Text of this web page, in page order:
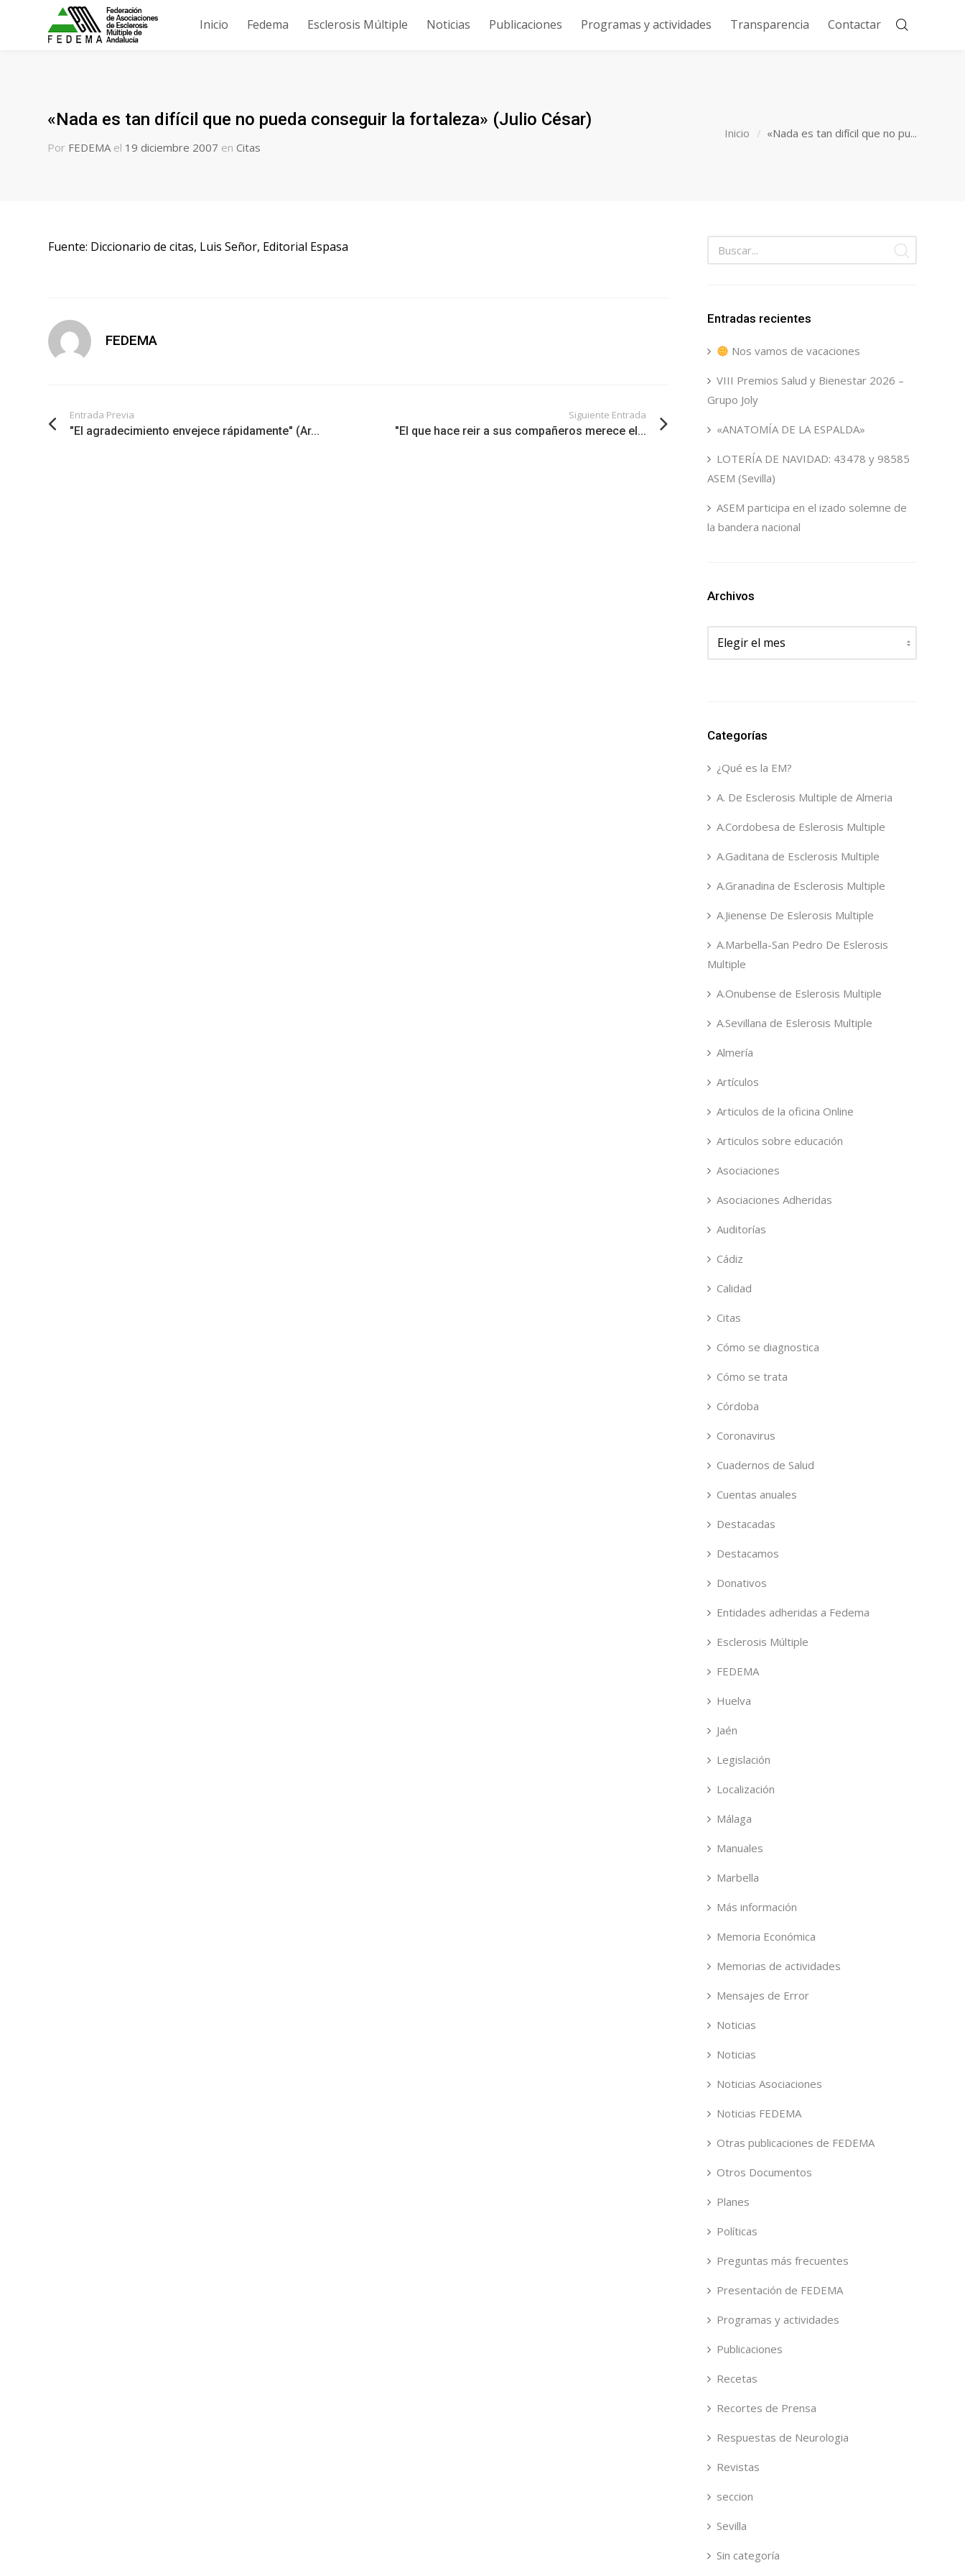
Inicio Fedema Esclerosis Múltiple Noticias Publicaciones Programas y actividades Transparencia Contactar
«Nada es tan difícil que no pueda conseguir la fortaleza» (Julio César)
Por FEDEMA el 19 diciembre 2007 en Citas
Inicio «Nada es tan difícil que no pu...
Fuente: Diccionario de citas, Luis Señor, Editorial Espasa
FEDEMA
Entrada Previa
"El agradecimiento envejece rápidamente" (Ar...
Siguiente Entrada
"El que hace reir a sus compañeros merece el...
Entradas recientes
Nos vamos de vacaciones
VIII Premios Salud y Bienestar 2026 –
Grupo Joly
«ANATOMÍA DE LA ESPALDA»
LOTERÍA DE NAVIDAD: 43478 y 98585
ASEM (Sevilla)
ASEM participa en el izado solemne de
la bandera nacional
Archivos
Archivos
Categorías
¿Qué es la EM?
A. De Esclerosis Multiple de Almeria
A.Cordobesa de Eslerosis Multiple
A.Gaditana de Esclerosis Multiple
A.Granadina de Esclerosis Multiple
A.Jienense De Eslerosis Multiple
A.Marbella-San Pedro De Eslerosis
Multiple
A.Onubense de Eslerosis Multiple
A.Sevillana de Eslerosis Multiple
Almería
Artículos
Articulos de la oficina Online
Articulos sobre educación
Asociaciones
Asociaciones Adheridas
Auditorías
Cádiz
Calidad
Citas
Cómo se diagnostica
Cómo se trata
Córdoba
Coronavirus
Cuadernos de Salud
Cuentas anuales
Destacadas
Destacamos
Donativos
Entidades adheridas a Fedema
Esclerosis Múltiple
FEDEMA
Huelva
Jaén
Legislación
Localización
Málaga
Manuales
Marbella
Más información
Memoria Económica
Memorias de actividades
Mensajes de Error
Noticias
Noticias
Noticias Asociaciones
Noticias FEDEMA
Otras publicaciones de FEDEMA
Otros Documentos
Planes
Políticas
Preguntas más frecuentes
Presentación de FEDEMA
Programas y actividades
Publicaciones
Recetas
Recortes de Prensa
Respuestas de Neurologia
Revistas
seccion
Sevilla
Sin categoría